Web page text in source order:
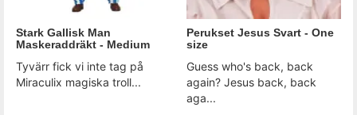
Stark Gallisk Man
Maskeraddräkt - Medium
Tyvärr fick vi inte tag på
Miraculix magiska troll...
Perukset Jesus Svart - One
size
Guess who's back, back
again? Jesus back, back
aga...